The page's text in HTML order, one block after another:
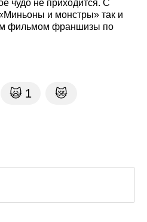
чудо не приходится. С
и монстры» так и
фильмом франшизы по
🙀 1 😿